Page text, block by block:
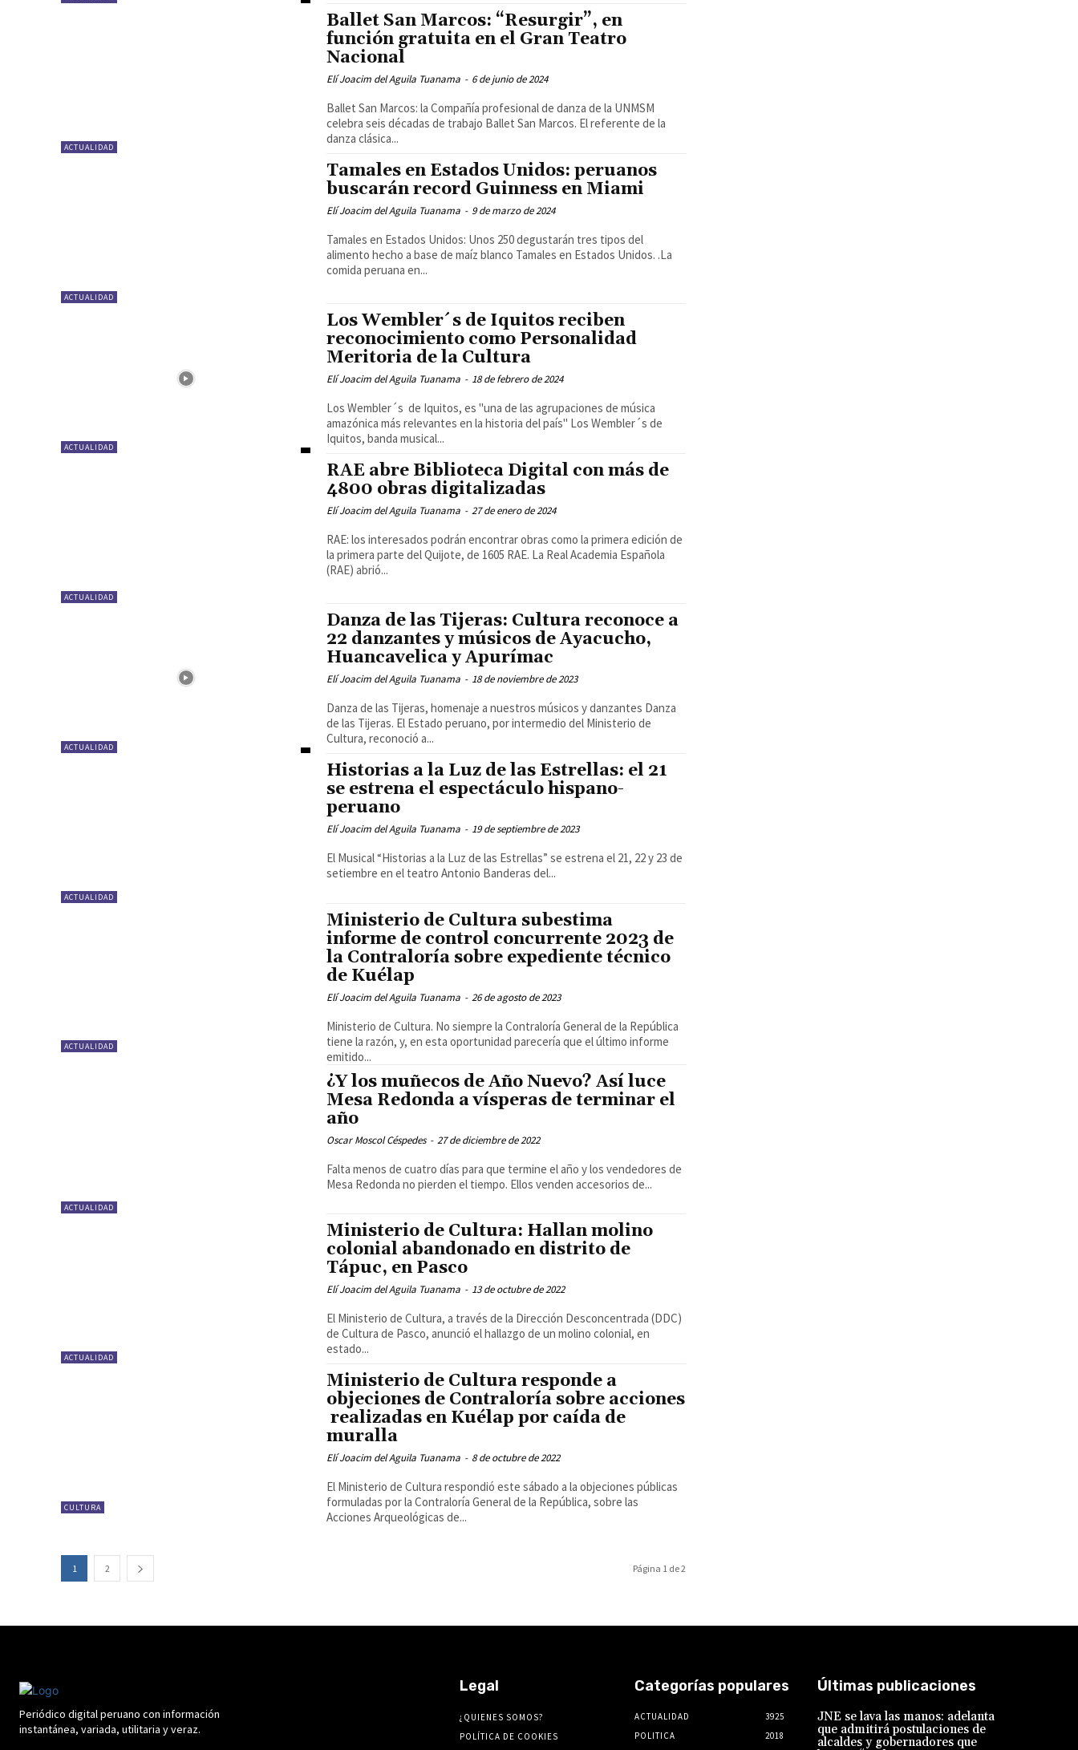
ACTUALIDAD
Ballet San Marcos: “Resurgir”, en
función gratuita en el Gran Teatro
Nacional
Elí Joacim del Aguila Tuanama - 6 de junio de 2024
Ballet San Marcos: la Compañía profesional de danza de la UNMSM
celebra seis décadas de trabajo Ballet San Marcos. El referente de la
danza clásica...
ACTUALIDAD
Tamales en Estados Unidos: peruanos
buscarán record Guinness en Miami
Elí Joacim del Aguila Tuanama - 9 de marzo de 2024
Tamales en Estados Unidos: Unos 250 degustarán tres tipos del
alimento hecho a base de maíz blanco Tamales en Estados Unidos. .La
comida peruana en...
ACTUALIDAD
Los Wembler´s de Iquitos reciben
reconocimiento como Personalidad
Meritoria de la Cultura
Elí Joacim del Aguila Tuanama - 18 de febrero de 2024
Los Wembler´s de Iquitos, es "una de las agrupaciones de música
amazónica más relevantes en la historia del país" Los Wembler´s de
Iquitos, banda musical...
ACTUALIDAD
RAE abre Biblioteca Digital con más de
4800 obras digitalizadas
Elí Joacim del Aguila Tuanama - 27 de enero de 2024
RAE: los interesados podrán encontrar obras como la primera edición de
la primera parte del Quijote, de 1605 RAE. La Real Academia Española
(RAE) abrió...
ACTUALIDAD
Danza de las Tijeras: Cultura reconoce a
22 danzantes y músicos de Ayacucho,
Huancavelica y Apurímac
Elí Joacim del Aguila Tuanama - 18 de noviembre de 2023
Danza de las Tijeras, homenaje a nuestros músicos y danzantes Danza
de las Tijeras. El Estado peruano, por intermedio del Ministerio de
Cultura, reconoció a...
ACTUALIDAD
Historias a la Luz de las Estrellas: el 21
se estrena el espectáculo hispano-
peruano
Elí Joacim del Aguila Tuanama - 19 de septiembre de 2023
El Musical “Historias a la Luz de las Estrellas” se estrena el 21, 22 y 23 de
setiembre en el teatro Antonio Banderas del...
ACTUALIDAD
Ministerio de Cultura subestima
informe de control concurrente 2023 de
la Contraloría sobre expediente técnico
de Kuélap
Elí Joacim del Aguila Tuanama - 26 de agosto de 2023
Ministerio de Cultura. No siempre la Contraloría General de la República
tiene la razón, y, en esta oportunidad parecería que el último informe
emitido...
ACTUALIDAD
¿Y los muñecos de Año Nuevo? Así luce
Mesa Redonda a vísperas de terminar el
año
Oscar Moscol Céspedes - 27 de diciembre de 2022
Falta menos de cuatro días para que termine el año y los vendedores de
Mesa Redonda no pierden el tiempo. Ellos venden accesorios de...
ACTUALIDAD
Ministerio de Cultura: Hallan molino
colonial abandonado en distrito de
Tápuc, en Pasco
Elí Joacim del Aguila Tuanama - 13 de octubre de 2022
El Ministerio de Cultura, a través de la Dirección Desconcentrada (DDC)
de Cultura de Pasco, anunció el hallazgo de un molino colonial, en
estado...
CULTURA
Ministerio de Cultura responde a
objeciones de Contraloría sobre acciones
realizadas en Kuélap por caída de
muralla
Elí Joacim del Aguila Tuanama - 8 de octubre de 2022
El Ministerio de Cultura respondió este sábado a la objeciones públicas
formuladas por la Contraloría General de la República, sobre las
Acciones Arqueológicas de...
1 2 Página 1 de 2
Periódico digital peruano con información
instantánea, variada, utilitaria y veraz.
Legal
¿QUIENES SOMOS?
POLÍTICA DE COOKIES
Categorías populares
ACTUALIDAD
3925
POLITICA
2018
Últimas publicaciones
JNE se lava las manos: adelanta
que admitirá postulaciones de
alcaldes y gobernadores que